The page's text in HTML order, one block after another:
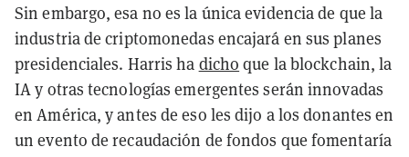
Sin embargo, esa no es la única evidencia de que la
industria de criptomonedas encajará en sus planes
presidenciales. Harris ha dicho que la blockchain, la
IA y otras tecnologías emergentes serán innovadas
en América, y antes de eso les dijo a los donantes en
un evento de recaudación de fondos que fomentaría